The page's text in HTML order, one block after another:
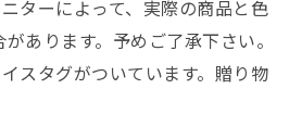
ターによって、実際の商品と色
あります。予めご了承下さい。
スタグがついています。贈り物